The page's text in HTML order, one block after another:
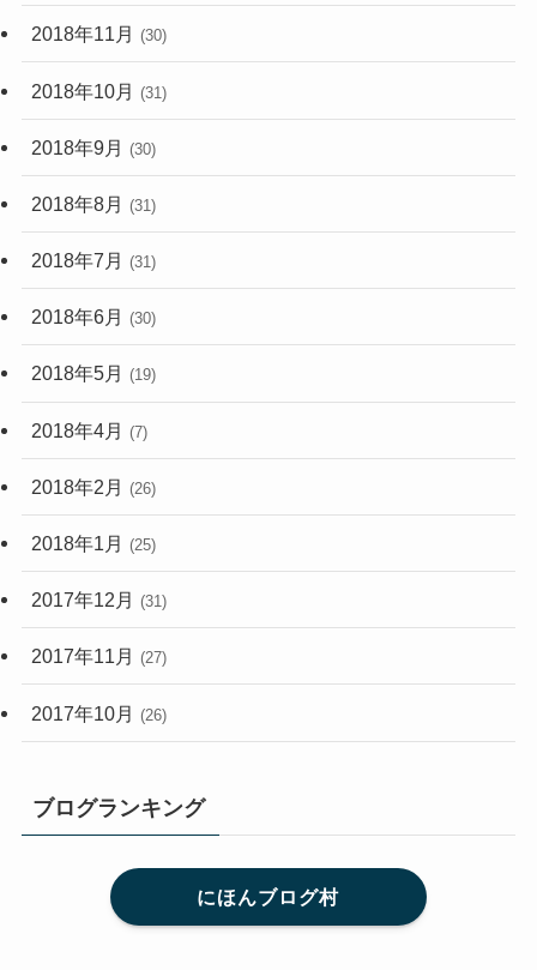
2018年11月 (30)
2018年10月 (31)
2018年9月 (30)
2018年8月 (31)
2018年7月 (31)
2018年6月 (30)
2018年5月 (19)
2018年4月 (7)
2018年2月 (26)
2018年1月 (25)
2017年12月 (31)
2017年11月 (27)
2017年10月 (26)
ブログランキング
にほんブログ村